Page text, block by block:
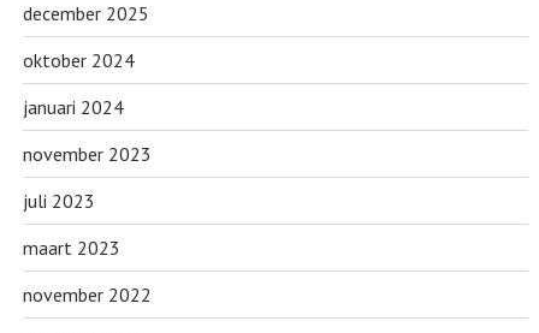
december 2025
oktober 2024
januari 2024
november 2023
juli 2023
maart 2023
november 2022